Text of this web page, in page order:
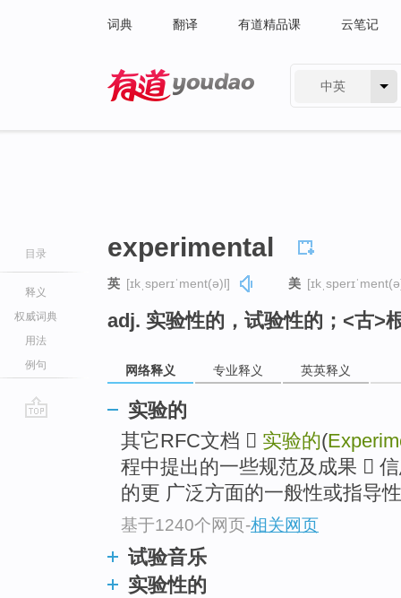
词典 翻译 有道精品课 云笔记
中英
目录
释义
权威词典
用法
例句
experimental
英 [ɪkˌsperɪˈment(ə)l] 美
adj. 实验性的，试验性的；<古>
网络释义 专业释义 英英释义
实验的
其它RFC文档  实验的(
程中提出的一些规范及成果 
的更 广泛方面的一般性或指导
基于1240个网页-相关网页
试验音乐
实验性的